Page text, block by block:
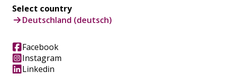
Select country
Deutschland (deutsch)
Facebook
Instagram
Linkedin